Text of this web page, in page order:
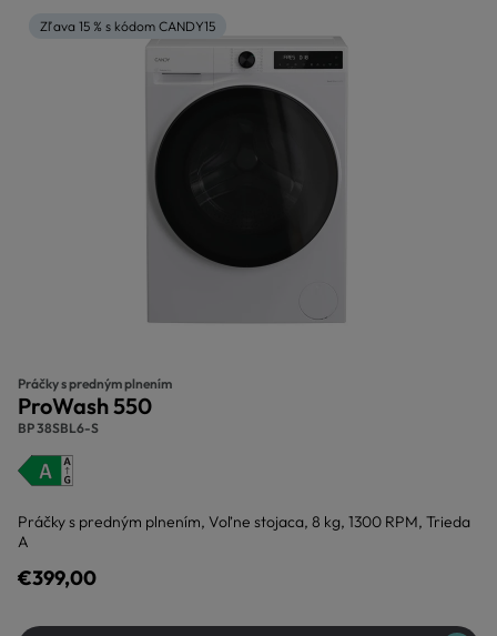
Zľava 15 % s kódom CANDY15
Práčky s predným plnením
ProWash 550
BP 38SBL6-S
Práčky s predným plnením, Voľne stojaca, 8 kg, 1300 RPM, Trieda
A
€399,00